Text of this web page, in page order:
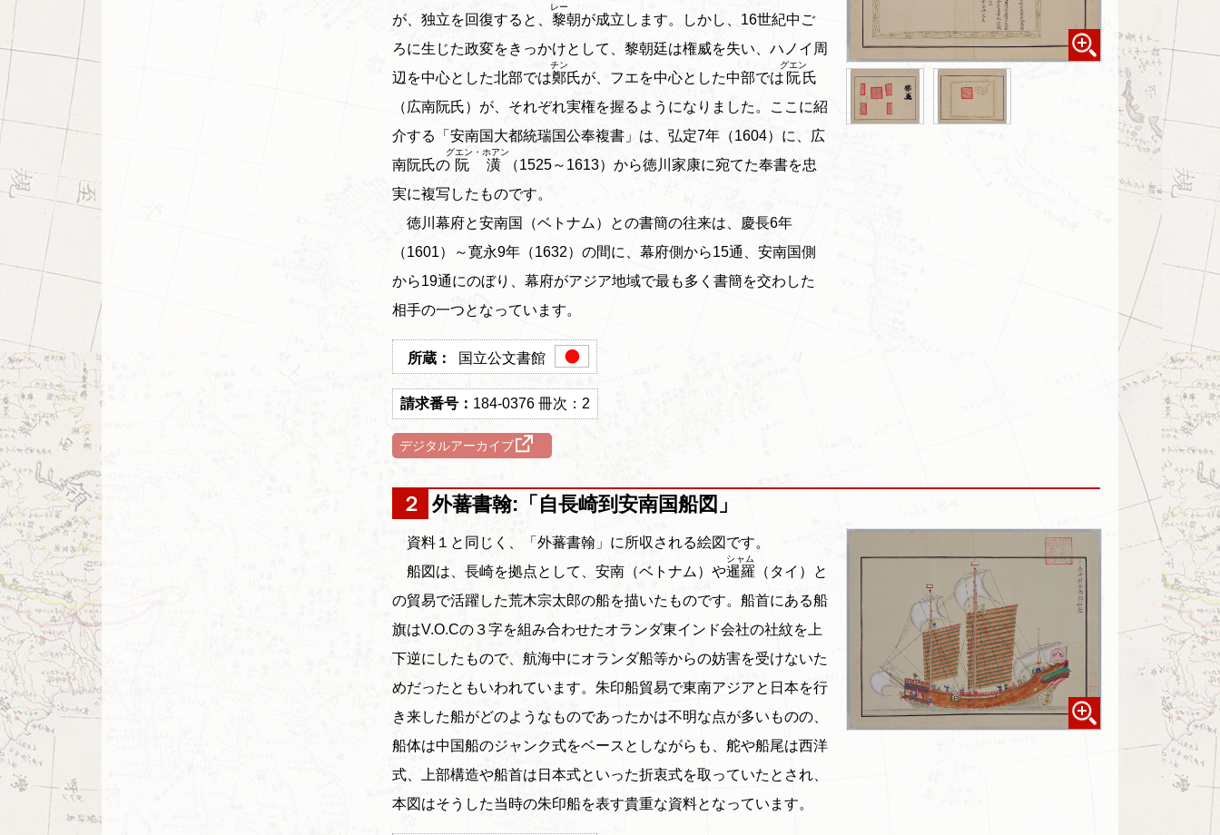
が、独立を回復すると、 黎
レー
朝が成立します。しかし、16世紀中ご
ろに生じた政変をきっかけとして、黎朝廷は権威を失い、ハノイ周
辺を中心とした北部では鄭
チン
氏が、フエを中心とした中部では 阮
グエン
氏
（広南阮氏）が、それぞれ実権を握るようになりました。ここに紹
介する「安南国大都統瑞国公奉複書」は、弘定7年（1604）に、広
南阮氏の 阮潢
グエン・ホアン
（1525～1613）から徳川家康に宛てた奉書を忠
実に複写したものです。
徳川幕府と安南国（ベトナム）との書簡の往来は、慶長6年
（1601）～寛永9年（1632）の間に、幕府側から15通、安南国側
から19通にのぼり、幕府がアジア地域で最も多く書簡を交わした
相手の一つとなっています。
国立公文書館
184-0376 冊次：2
デジタルアーカイブ
２ 外蕃書翰:「自長崎到安南国船図」
資料１と同じく、「外蕃書翰」に所収される絵図です。
船図は、長崎を拠点として、安南（ベトナム）や暹羅
シャム
（タイ）と
の貿易で活躍した荒木宗太郎の船を描いたものです。船首にある船
旗はV.O.Cの３字を組み合わせたオランダ東インド会社の社紋を上
下逆にしたもので、航海中にオランダ船等からの妨害を受けないた
めだったともいわれています。朱印船貿易で東南アジアと日本を行
き来した船がどのようなものであったかは不明な点が多いものの、
船体は中国船のジャンク式をベースとしながらも、舵や船尾は西洋
式、上部構造や船首は日本式といった折衷式を取っていたとされ、
本図はそうした当時の朱印船を表す貴重な資料となっています。